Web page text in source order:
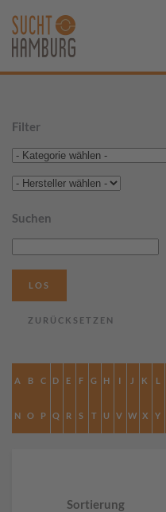
Filter
Suchen
A B C D E F G H I J K L
N O P Q R S T U V W X Y
Sortierung